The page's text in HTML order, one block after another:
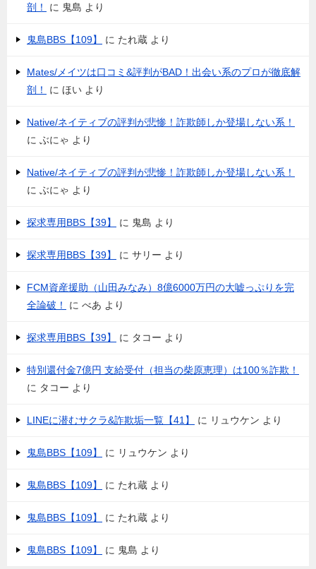
剖！
に 鬼島 より
鬼島BBS【109】 に たれ蔵 より
Mates/メイツは口コミ&評判がBAD！出会い系のプロが徹底解
剖！
に ほい より
Native/ネイティブの評判が悲惨！詐欺師しか登場しない系！
に ぶにゃ より
Native/ネイティブの評判が悲惨！詐欺師しか登場しない系！
に ぶにゃ より
探求専用BBS【39】 に 鬼島 より
探求専用BBS【39】 に サリー より
FCM資産援助（山田みなみ）8億6000万円の大嘘っぷりを完
全論破！
に べあ より
探求専用BBS【39】 に タコー より
特別還付金7億円 支給受付（担当の柴原恵理）は100％詐欺！
に タコー より
LINEに潜むサクラ&詐欺垢一覧【41】 に リュウケン より
鬼島BBS【109】 に リュウケン より
鬼島BBS【109】 に たれ蔵 より
鬼島BBS【109】 に たれ蔵 より
鬼島BBS【109】 に 鬼島 より